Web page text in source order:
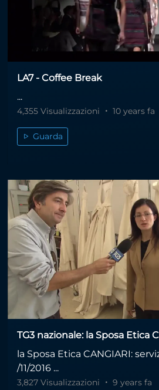
LA7 - Coffee Break
...
4,355 Visualizzazioni 10 years fa
Guarda
TG3 nazionale: la Sposa Etica
la Sposa Etica CANGIARI:
/11/2016 ...
3,827 Visualizzazioni 9 years fa